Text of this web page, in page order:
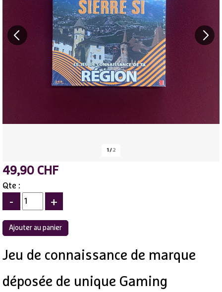
1 /2
49,90 CHF
Qte :
- +
Jeu de connaissance de marque
déposée de unique Gaming